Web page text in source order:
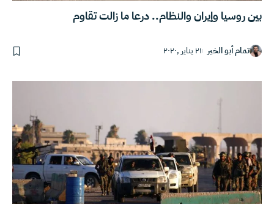
بين روسيا وإيران والنظام.. درعا ما زالت تقاوم
تمام أبو الخير ٢١ يناير ,٢٠٢٠